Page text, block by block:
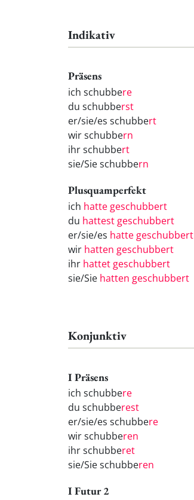
Indikativ
Präsens
ich schubbere
du schubberst
er/sie/es schubbert
wir schubbern
ihr schubbert
sie/Sie schubbern
Plusquamperfekt
ich hatte geschubbert
du hattest geschubbert
er/sie/es hatte geschubbert
wir hatten geschubbert
ihr hattet geschubbert
sie/Sie hatten geschubbert
Konjunktiv
I Präsens
ich schubbere
du schubberest
er/sie/es schubbere
wir schubberen
ihr schubberet
sie/Sie schubberen
I Futur 2